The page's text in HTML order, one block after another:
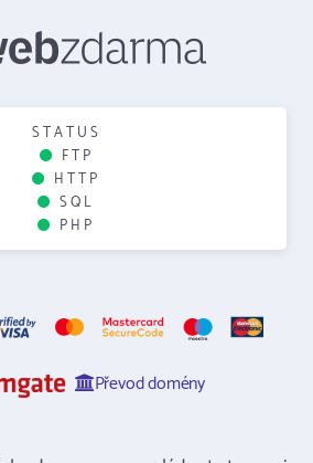
STATUS
FTP
HTTP
SQL
PHP
Převod domény